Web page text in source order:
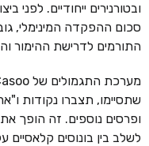
ובטורנירים ייחודיים. לפני
סכום ההפקדה המינימלי,
התורמים לדרישת ההימור
שתסיימו, תצברו נקודות
ופרסים נוספים. זה הופך
לשלב בין בונוסים קלאסיים